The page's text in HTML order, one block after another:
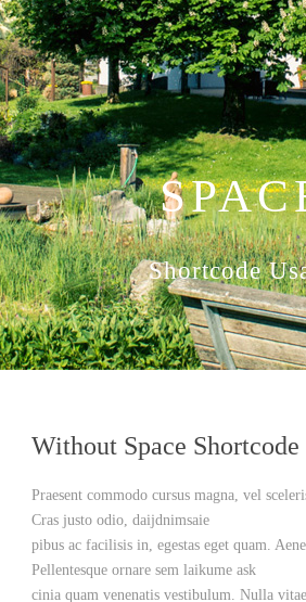
Shortcode
Without Space Shortcode
Praesent commodo cursus magna, vel
Cras justo odio, daijdnimsaie
pibus ac facilisis in, egestas eget quam.
Pellentesque ornare sem laikume ask
cinia quam venenatis vestibulum. Nulla